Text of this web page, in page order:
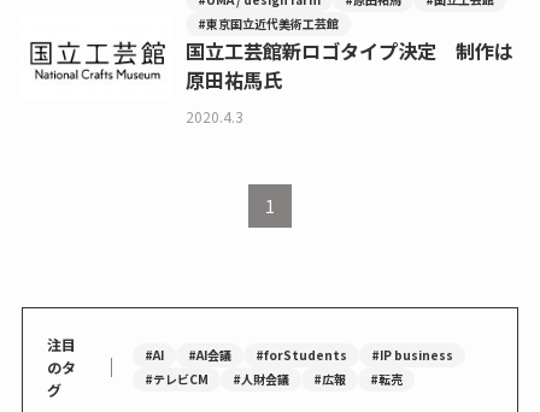
#東京国立近代美術工芸館
国立工芸館新ロゴタイプ決定 制作は
原田祐馬氏
2020.4.3
1
注目
のタ
グ
｜ #AI #AI会議 #forStudents
#IP business
#テレビCM
#人財会議 #広報 #転売